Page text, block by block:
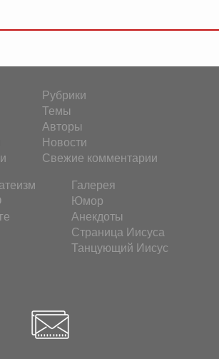
Рубрики
Темы
Авторы
Новости
Свежие комментарии
Галерея
Юмор
Анекдоты
Страница Иисуса
Танцующий Иисус